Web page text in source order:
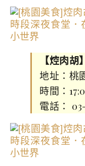
【焢肉胡】
地址：桃
時間：
電話：